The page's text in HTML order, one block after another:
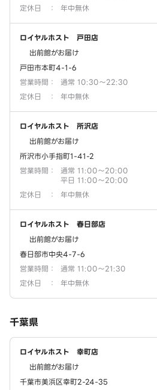
定休日
： 年中無休
ロイヤルホスト 戸田店
出前館がお届け
戸田市本町4-1-6
営業時間 ：
通常 10:30～22:30
定休日
： 年中無休
ロイヤルホスト 所沢店
出前館がお届け
所沢市小手指町1-41-2
営業時間 ：
通常 11:00～20:00
平日 11:00～20:00
定休日
： 年中無休
ロイヤルホスト 春日部店
出前館がお届け
春日部市中央4-7-6
営業時間 ：
通常 11:00～21:30
定休日
： 年中無休
千葉県
ロイヤルホスト 幸町店
出前館がお届け
千葉市美浜区幸町2-24-35